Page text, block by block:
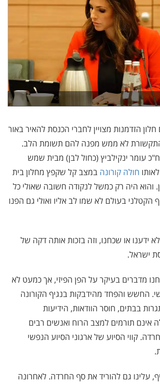
הזדמנות מצויין לחברי הכנסת להאיר באור
לא ממש מפנה להם תשומת הלב.
עומר ינקילביץ (כחול לבן) מבית שמש
חולה קורונה במצב קל שקפץ מחלון בית
והוא היה רק כמשל לנקודה חשובה שאולי כל
הקטלני בעולם לא שמו לב אליו ואולי גם הפנו
ידענו או שכחנו, וזה בזכות אותה דקה של
ישראל.
מדברים בעיקר על הפן הפיזי, אך כמעט לא
החשש והפחד מהידבקות בנגיף הקורונה
בבתים, חוסר הוודאות, הידיעות
אינם תורמים למצב הרוח ואנשים רבים
קווי הסיוע של ארגוני הסיוע הנפשי
עלינו גם להוריד את סף החרדה. לאחרונה